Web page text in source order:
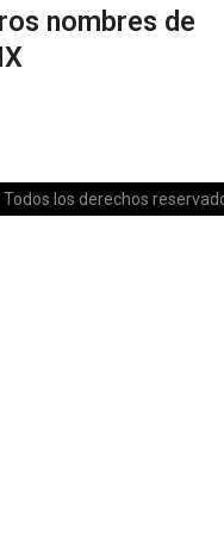
nombres de
Todos los derechos